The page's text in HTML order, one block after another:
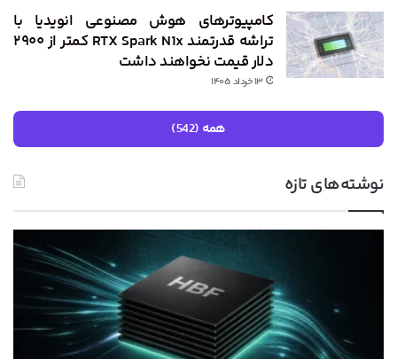
کامپیوترهای هوش مصنوعی انویدیا با
تراشه قدرتمند RTX Spark N1x کمتر از ۲۹۰۰
دلار قیمت نخواهند داشت
۱۳ خرداد ۱۴۰۵
همه (542)
نوشته‌های تازه